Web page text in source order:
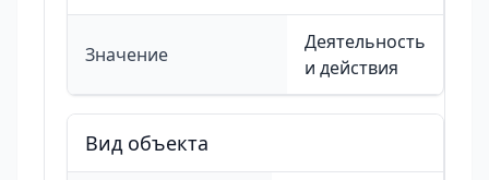
Значение
Деятельность
и действия
Вид объекта